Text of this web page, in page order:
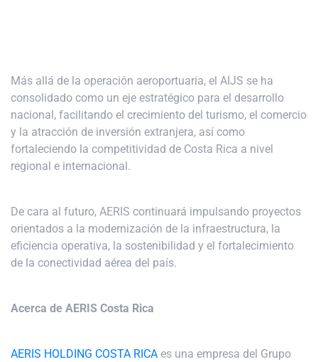
Más allá de la operación aeroportuaria, el AIJS se ha
consolidado como un eje estratégico para el desarrollo
nacional, facilitando el crecimiento del turismo, el comercio
y la atracción de inversión extranjera, así como
fortaleciendo la competitividad de Costa Rica a nivel
regional e internacional.
De cara al futuro, AERIS continuará impulsando proyectos
orientados a la modernización de la infraestructura, la
eficiencia operativa, la sostenibilidad y el fortalecimiento
de la conectividad aérea del país.
Acerca de AERIS Costa Rica
AERIS HOLDING COSTA RICA es una empresa del Grupo